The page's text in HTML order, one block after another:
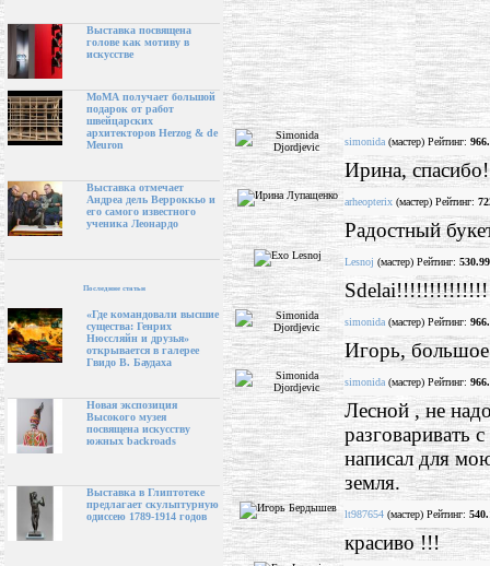
Выставка посвящена
голове как мотиву в
искусстве
МоМА получает большой
подарок от работ
швейцарских
архитекторов Herzog & de
Meuron
Выставка отмечает
Андреа дель Верроккьо и
его самого известного
ученика Леонардо
Последние статьи
«Где командовали высшие
существа: Генрих
Нюссляйн и друзья»
открывается в галерее
Гвидо В. Баудаха
Новая экспозиция
Высокого музея
посвящена искусству
южных backroads
Выставка в Глиптотеке
предлагает скульптурную
одиссею 1789-1914 годов
simonida (мастер) Рейтинг:
Ирина, спасибо!
arheopterix (мастер) Рейтинг:
Радостный
Lesnoj (мастер) Рейтинг: 530.99
simonida (мастер) Рейтинг:
Игорь,
simonida (мастер) Рейтинг:
Лесной , не
разговаривать
написал для
земля.
lt987654 (мастер) Рейтинг:
красиво !!!